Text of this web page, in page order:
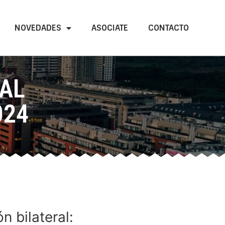
NOVEDADES ASOCIATE CONTACTO
bilateral: